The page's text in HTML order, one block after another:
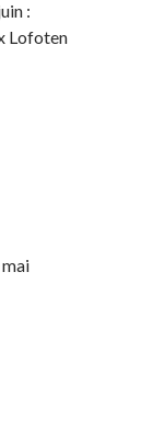
:
Lofoten